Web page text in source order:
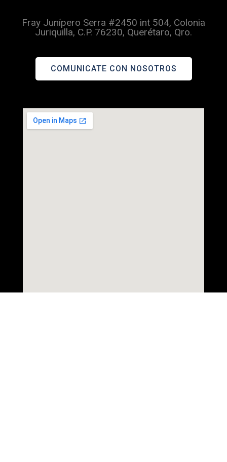
Fray Junípero Serra #2450 int 504, Colonia
Juriquilla, C.P. 76230, Querétaro, Qro.
COMUNICATE CON NOSOTROS